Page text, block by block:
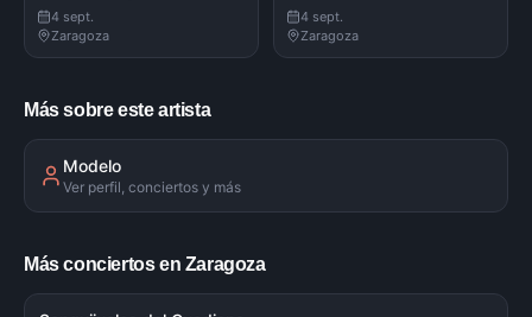
4 sept.
Zaragoza
4 sept.
Zaragoza
Más sobre este artista
Modelo
Ver perfil, conciertos y más
Más conciertos en Zaragoza